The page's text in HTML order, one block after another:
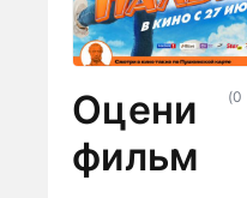
Оцени
фильм
(0